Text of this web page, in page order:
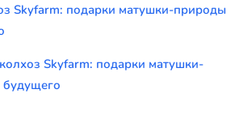
Skyfarm: подарки матушки-природы
Skyfarm: подарки матушки-